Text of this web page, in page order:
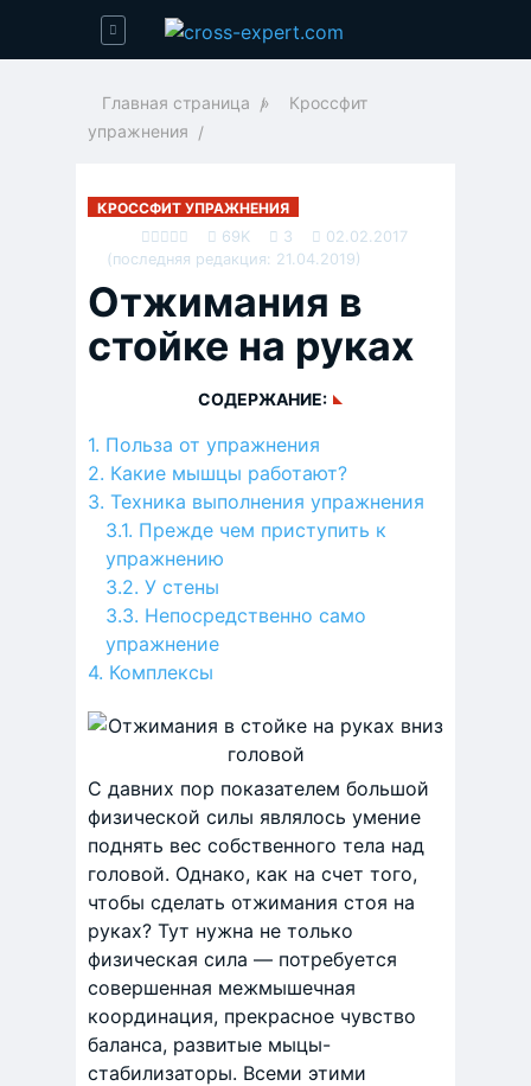
Главная страница »
Кроссфит
упражнения
КРОССФИТ УПРАЖНЕНИЯ
69K
3
02.02.2017
(последняя редакция: 21.04.2019)
Отжимания в
стойке на руках
СОДЕРЖАНИЕ:
Польза от упражнения
Какие мышцы работают?
Техника выполнения упражнения
Прежде чем приступить к
упражнению
У стены
Непосредственно само
упражнение
Комплексы
С давних пор показателем большой
физической силы являлось умение
поднять вес собственного тела над
головой. Однако, как на счет того,
чтобы сделать отжимания стоя на
руках? Тут нужна не только
физическая сила — потребуется
совершенная межмышечная
координация, прекрасное чувство
баланса, развитые мыцы-
стабилизаторы. Всеми этими